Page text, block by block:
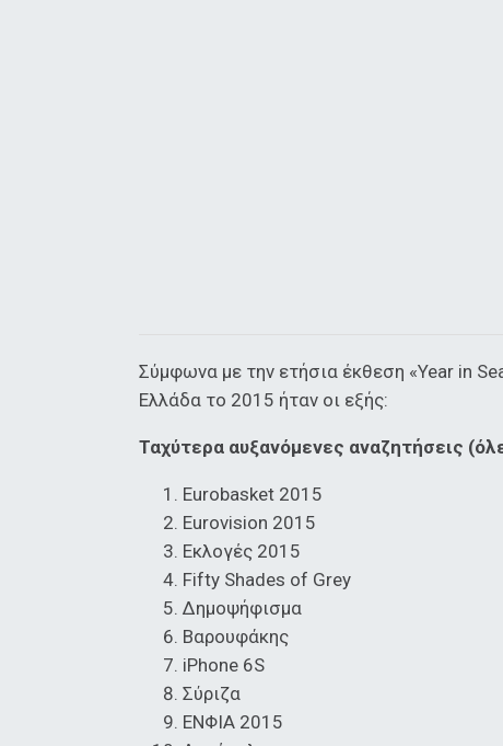
Σύμφωνα με την ετήσια έκθεση «Year in
Ελλάδα το 2015 ήταν οι εξής:
Ταχύτερα αυξανόμενες αναζητήσεις
Eurobasket 2015
Eurovision 2015
Εκλογές 2015
Fifty Shades of Grey
Δημοψήφισμα
Βαρουφάκης
iPhone 6S
Σύριζα
ΕΝΦΙΑ 2015